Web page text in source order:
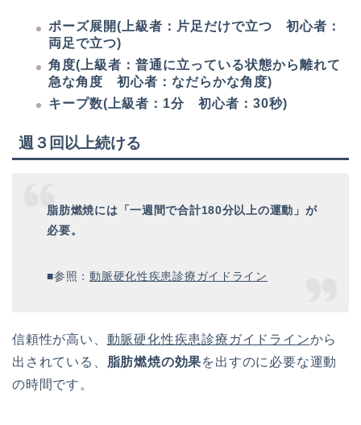
ポーズ展開(上級者：片足だけで立つ 初心者：
両足で立つ)
角度(上級者：普通に立っている状態から離れて
急な角度 初心者：なだらかな角度)
キープ数(上級者：1分 初心者：30秒)
週３回以上続ける
脂肪燃焼には「一週間で合計180分以上の運動」が
必要。
■参照：動脈硬化性疾患診療ガイドライン
信頼性が高い、 動脈硬化性疾患診療ガイドラインから
出されている、 脂肪燃焼の効果を出すのに必要な運動
の時間です。